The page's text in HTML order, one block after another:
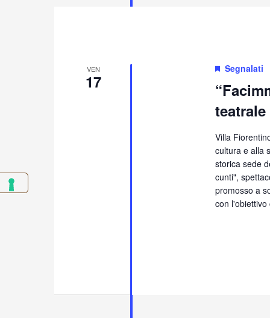
VEN
17
Segnalati
Villa
cultura e alla
storica sede
cunti",
promosso a
con